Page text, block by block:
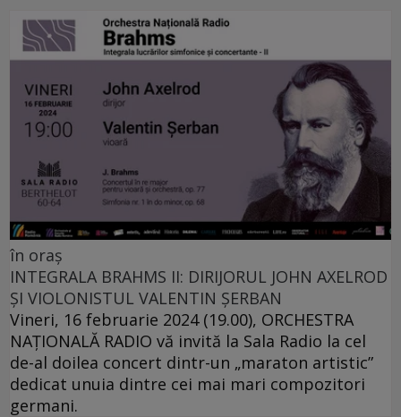
în oraș
INTEGRALA BRAHMS II: DIRIJORUL JOHN AXELROD
ȘI VIOLONISTUL VALENTIN ȘERBAN
Vineri, 16 februarie 2024 (19.00), ORCHESTRA
NAŢIONALĂ RADIO vă invită la Sala Radio la cel
de-al doilea concert dintr-un „maraton artistic”
dedicat unuia dintre cei mai mari compozitori
germani.